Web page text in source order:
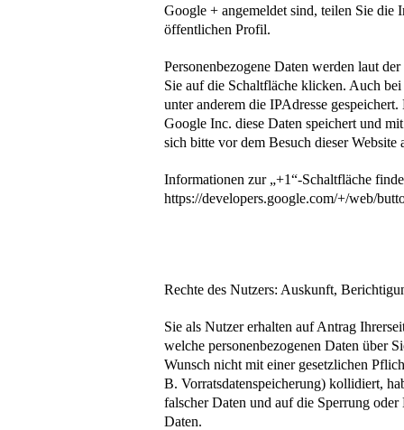
Google + angemeldet sind, teilen Sie die
öffentlichen Profil.
Personenbezogene Daten werden laut
Sie auf die Schaltfläche klicken. Auch
unter anderem die IPAdresse
Google Inc. diese Daten speichert und
sich bitte vor dem Besuch dieser Website
Informationen zur „+1“-Schaltfläche
https://developers.google.com/+/web/
Rechte des Nutzers: Auskunft,
Sie als Nutzer erhalten auf Antrag
welche personenbezogenen Daten über
Wunsch nicht mit einer gesetzlichen
B. Vorratsdatenspeicherung) kollidiert,
falscher Daten und auf die Sperrung
Daten.